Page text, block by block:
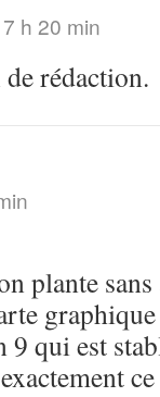
h 20 min
rédaction.
plante
9 qui est